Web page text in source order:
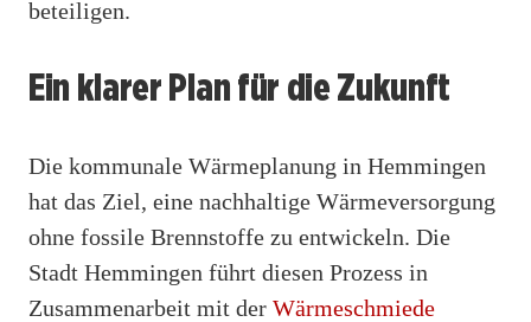
beteiligen.
Ein klarer Plan für die Zukunft
Die kommunale Wärmeplanung in Hemmingen
hat das Ziel, eine nachhaltige Wärmeversorgung
ohne fossile Brennstoffe zu entwickeln. Die
Stadt Hemmingen führt diesen Prozess in
Zusammenarbeit mit der Wärmeschmiede